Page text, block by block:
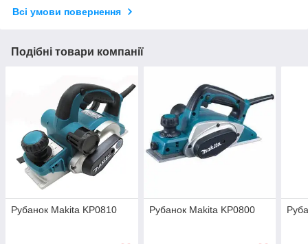
Всі умови повернення
Подібні товари компанії
Рубанок Makita KP0810 Рубанок Makita KP0800